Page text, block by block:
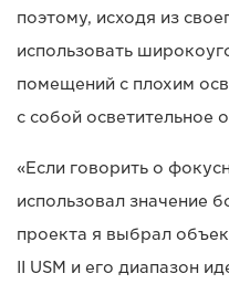
поэтому, исходя из
использовать
помещений с плохим
с собой осветительное
«Если говорить о
использовал значение
проекта я выбрал
II USM и его диапазон